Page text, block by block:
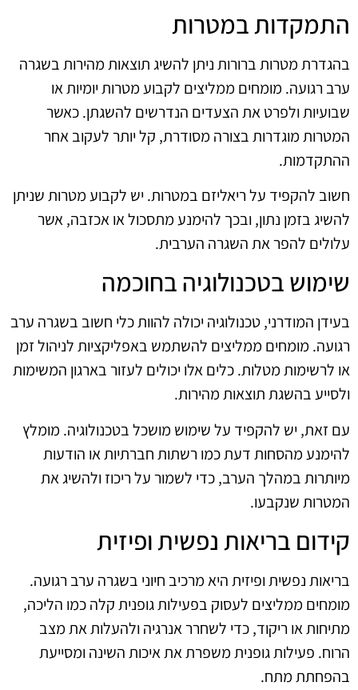
התמקדות במטרות
בהגדרת מטרות ברורות ניתן להשיג תוצאות מהירות בשגרה
ערב רגועה. מומחים ממליצים לקבוע מטרות יומיות או
שבועיות ולפרט את הצעדים הנדרשים להשגתן. כאשר
המטרות מוגדרות בצורה מסודרת, קל יותר לעקוב אחר
ההתקדמות.
חשוב להקפיד על ריאליזם במטרות. יש לקבוע מטרות שניתן
להשיג בזמן נתון, ובכך להימנע מתסכול או אכזבה, אשר
עלולים להפר את השגרה הערבית.
שימוש בטכנולוגיה בחוכמה
בעידן המודרני, טכנולוגיה יכולה להוות כלי חשוב בשגרה ערב
רגועה. מומחים ממליצים להשתמש באפליקציות לניהול זמן
או לרשימות מטלות. כלים אלו יכולים לעזור בארגון המשימות
ולסייע בהשגת תוצאות מהירות.
עם זאת, יש להקפיד על שימוש מושכל בטכנולוגיה. מומלץ
להימנע מהסחות דעת כמו רשתות חברתיות או הודעות
מיותרות במהלך הערב, כדי לשמור על ריכוז ולהשיג את
המטרות שנקבעו.
קידום בריאות נפשית ופיזית
בריאות נפשית ופיזית היא מרכיב חיוני בשגרה ערב רגועה.
מומחים ממליצים לעסוק בפעילות גופנית קלה כמו הליכה,
מתיחות או ריקוד, כדי לשחרר אנרגיה ולהעלות את מצב
הרוח. פעילות גופנית משפרת את איכות השינה ומסייעת
בהפחתת מתח.